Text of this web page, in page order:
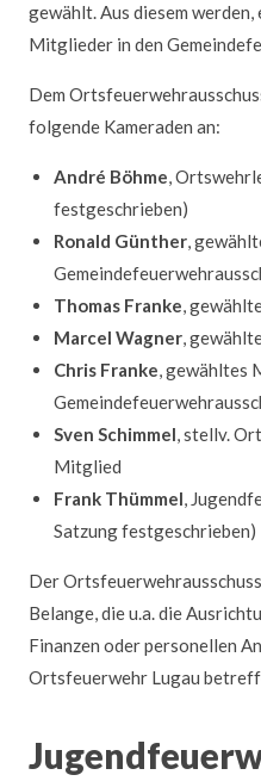
gewählt. Aus diesem
Mitglieder in den
Dem
folgende Kameraden an:
André Böhme,
festgeschrieben)
Ronald Günther,
Thomas Franke,
Marcel Wagner,
Chris Franke, gewähltes
Sven Schimmel, stellv.
Mitglied
Frank Thümmel,
Satzung festgeschrieben)
Der
Belange, die u.a. die
Finanzen oder personellen
Ortsfeuerwehr Lugau